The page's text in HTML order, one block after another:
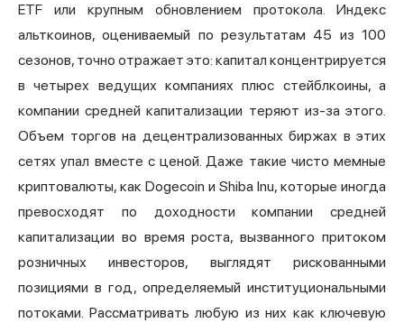
ETF или крупным обновлением протокола. Индекс
альткоинов, оцениваемый по результатам 45 из 100
сезонов, точно отражает это: капитал концентрируется
в четырех ведущих компаниях плюс стейблкоины, а
компании средней капитализации теряют из-за этого.
Объем торгов на децентрализованных биржах в этих
сетях упал вместе с ценой. Даже такие чисто мемные
криптовалюты, как Dogecoin и Shiba Inu, которые иногда
превосходят по доходности компании средней
капитализации во время роста, вызванного притоком
розничных инвесторов, выглядят рискованными
позициями в год, определяемый институциональными
потоками. Рассматривать любую из них как ключевую